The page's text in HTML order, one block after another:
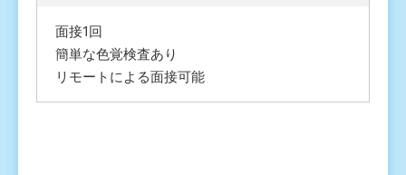
面接1回
簡単な色覚検査あり
リモートによる面接可能